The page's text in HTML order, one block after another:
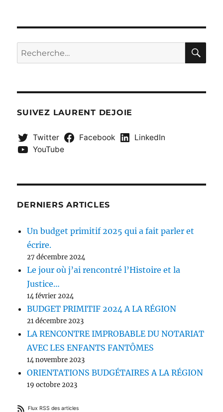
Recherche
pour :
SUIVEZ LAURENT DEJOIE
Twitter Facebook
LinkedIn
YouTube
DERNIERS ARTICLES
Un budget primitif 2025 qui a fait parler et
écrire.
27 décembre 2024
Le jour où j’ai rencontré l’Histoire et la
Justice…
14 février 2024
BUDGET PRIMITIF 2024 A LA RÉGION
21 décembre 2023
LA RENCONTRE IMPROBABLE DU NOTARIAT
AVEC LES ENFANTS FANTÔMES
14 novembre 2023
ORIENTATIONS BUDGÉTAIRES A LA RÉGION
19 octobre 2023
Flux RSS des articles